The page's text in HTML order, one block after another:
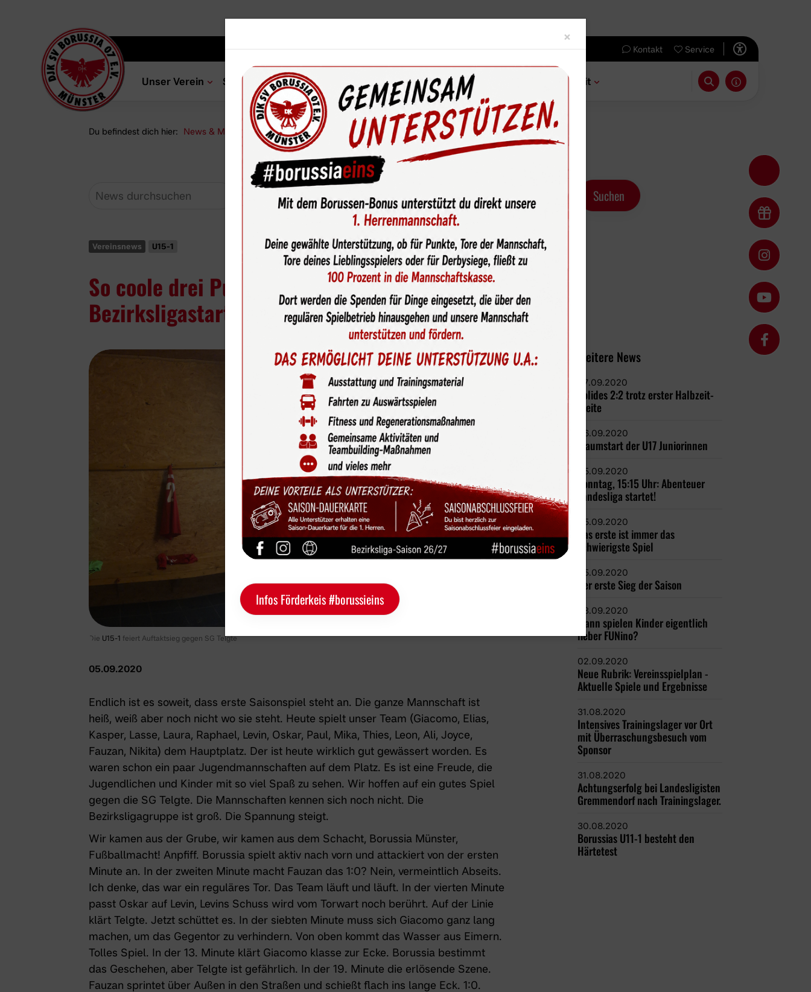
Kontakt Service
Unser Verein Sportangebot News & Media Service Sponsoren Fun & Freizeit
Du befindest dich hier: News & Media Newsroom So coole drei Punkte für die U15-1 zum Bezirksligastart.
Vereinsnews U15-1
So coole drei Punkte für die U15-1 zum
Bezirksligastart.
Die U15-1 feiert Auftaktsieg gegen SG Telgte
05.09.2020
Endlich ist es soweit, dass erste Saisonspiel steht an. Die ganze Mannschaft ist
heiß, weiß aber noch nicht wo sie steht. Heute spielt unser Team (Giacomo, Elias,
Kasper, Lasse, Laura, Raphael, Levin, Oskar, Paul, Mika, Thies, Leon, Ali, Joyce,
Fauzan, Nikita) dem Hauptplatz. Der ist heute wirklich gut gewässert worden. Es
waren schon ein paar Jugendmannschaften auf dem Platz. Es ist eine Freude, die
Jugendlichen und Kinder mit so viel Spaß zu sehen. Wir hoffen auf ein gutes Spiel
gegen die SG Telgte. Die Mannschaften kennen sich noch nicht. Die
Bezirksligagruppe ist groß. Die Spannung steigt.
Wir kamen aus der Grube, wir kamen aus dem Schacht, Borussia Münster,
Fußballmacht! Anpfiff. Borussia spielt aktiv nach vorn und attackiert von der ersten
Minute an. In der zweiten Minute macht Fauzan das 1:0? Nein, vermeintlich Abseits.
Ich denke, das war ein reguläres Tor. Das Team läuft und läuft. In der vierten Minute
passt Oskar auf Levin, Levins Schuss wird vom Torwart noch berührt. Auf der Linie
klärt Telgte. Jetzt schüttet es. In der siebten Minute muss sich Giacomo ganz lang
machen, um das Gegentor zu verhindern. Von oben kommt das Wasser aus Eimern.
Tolles Spiel. In der 13. Minute klärt Giacomo klasse zur Ecke. Borussia bestimmt
das Geschehen, aber Telgte ist gefährlich. In der 19. Minute die erlösende Szene.
Fauzan sprintet über Außen in den Straßen und schießt flach ins lange Eck. 1:0.
Weitere News
07.09.2020
Solides 2:2 trotz erster Halbzeit-
Pleite
06.09.2020
Traumstart der U17 Juniorinnen
05.09.2020
Sonntag, 15:15 Uhr: Abenteuer
Landesliga startet!
05.09.2020
Das erste ist immer das
schwierigste Spiel
05.09.2020
Der erste Sieg der Saison
03.09.2020
Wann spielen Kinder eigentlich
lieber FUNino?
02.09.2020
Neue Rubrik: Vereinsspielplan -
Aktuelle Spiele und Ergebnisse
31.08.2020
Intensives Trainingslager vor Ort
mit Überraschungsbesuch vom
Sponsor
31.08.2020
Achtungserfolg bei Landesligisten
Gremmendorf nach Trainingslager.
30.08.2020
Borussias U11-1 besteht den
Härtetest
× Close
Infos Förderkeis #borussieins